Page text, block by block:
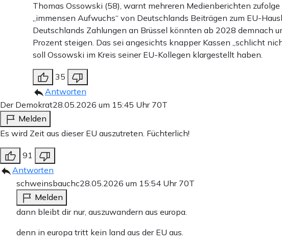
Thomas Ossowski (58), warnt mehreren Medienberichten
„immensen Aufwuchs“ von Deutschlands Beiträgen zum EU-
Deutschlands Zahlungen an Brüssel könnten ab 2028 demnach
Prozent steigen. Das sei angesichts knapper Kassen „schlicht
soll Ossowski im Kreis seiner EU-Kollegen klargestellt haben.
35
Antworten
Der Demokrat28.05.2026 um 15:45 Uhr 70T
Melden
Es wird Zeit aus dieser EU auszutreten. Füchterlich!
91
Antworten
schweinsbauchc28.05.2026 um 15:54 Uhr 70T
Melden
dann bleibt dir nur, auszuwandern aus europa.
denn in europa tritt kein land aus der EU aus.